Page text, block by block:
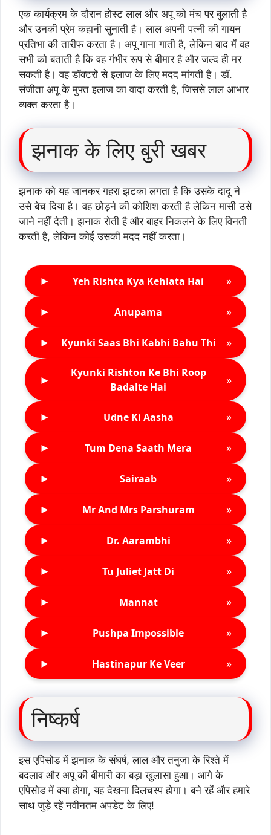
एक कार्यक्रम के दौरान होस्ट लाल और अपू को मंच पर बुलाती है
और उनकी प्रेम कहानी सुनाती है। लाल अपनी पत्नी की गायन
प्रतिभा की तारीफ करता है। अपू गाना गाती है, लेकिन बाद में वह
सभी को बताती है कि वह गंभीर रूप से बीमार है और जल्द ही मर
सकती है। वह डॉक्टरों से इलाज के लिए मदद मांगती है। डॉ.
संजीता अपू के मुफ्त इलाज का वादा करती है, जिससे लाल आभार
व्यक्त करता है।
झनाक के लिए बुरी खबर
झनाक को यह जानकर गहरा झटका लगता है कि उसके दादू ने
उसे बेच दिया है। वह छोड़ने की कोशिश करती है लेकिन मासी उसे
जाने नहीं देती। झनाक रोती है और बाहर निकलने के लिए विनती
करती है, लेकिन कोई उसकी मदद नहीं करता।
► Yeh Rishta Kya Kehlata Hai »
► Anupama »
► Kyunki Saas Bhi Kabhi Bahu Thi »
►
Kyunki Rishton Ke Bhi Roop
Badalte Hai
»
► Udne Ki Aasha »
► Tum Dena Saath Mera »
► Sairaab »
► Mr And Mrs Parshuram »
► Dr. Aarambhi »
► Tu Juliet Jatt Di »
► Mannat »
► Pushpa Impossible »
► Hastinapur Ke Veer »
निष्कर्ष
इस एपिसोड में झनाक के संघर्ष, लाल और तनुजा के रिश्ते में
बदलाव और अपू की बीमारी का बड़ा खुलासा हुआ। आगे के
एपिसोड में क्या होगा, यह देखना दिलचस्प होगा। बने रहें और हमारे
साथ जुड़े रहें नवीनतम अपडेट के लिए!